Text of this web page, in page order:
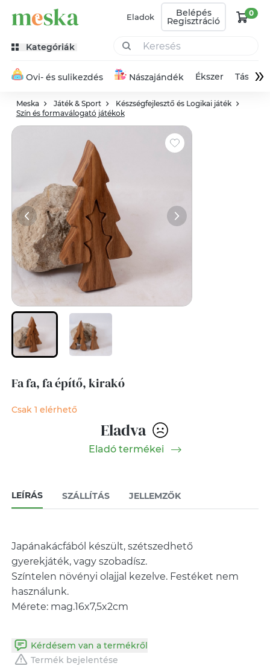
Eladok Belépés
Regisztráció
0
Kategóriák
Ovi- és sulikezdés Nászajándék Ékszer Táska»
Meska Játék & Sport
Készségfejlesztő és Logikai játék
Szín és formaválogató játékok
Fa fa, fa építő, kirakó
Csak 1 elérhető
Eladva
Eladó termékei
LEÍRÁS SZÁLLÍTÁS JELLEMZŐK
Japánakácfából készült, szétszedhető
gyerekjáték, vagy szobadísz.
Színtelen növényi olajjal kezelve. Festéket nem
használunk.
Kérdésem van a termékről
Termék bejelentése